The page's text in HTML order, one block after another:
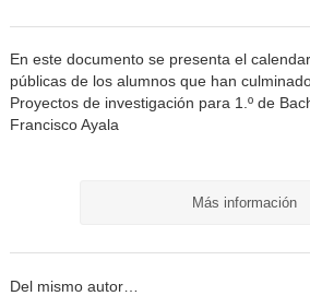
En este documento se presenta el
públicas de los alumnos que han
Proyectos de investigación para 1.º de
Francisco Ayala
Más información
Del mismo autor…